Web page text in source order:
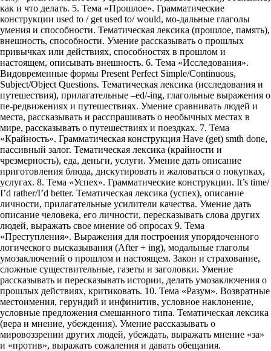
как и что делать. 5. Тема «Прошлое». Грамматические
конструкции used to / get used to/ would, мо-дальные глаголы
умения и способности. Тематическая лексика (прошлое, память),
внешность, способности. Умение рассказывать о прошлых
привычках или действиях, способностях в прошлом и
настоящем, описывать внешность. 6. Тема «Исследования».
Видовременные формы Present Perfect Simple/Continuous,
Subject/Object Questions. Тематическая лексика (исследования и
путешествия), прилагательные –ed/-ing, глагольные выражения о
пе-редвижениях и путешествиях. Умение сравнивать людей и
места, рассказывать и расспрашивать о необычных местах в
мире, рассказывать о путешествиях и поездках. 7. Тема
«Крайность». Грамматическая конструкция Have (get) smth done,
пассивный залог. Тематическая лексика (крайности и
чрезмерность), еда, деньги, услуги. Умение дать описание
приготовления блюда, дискутировать и жаловаться о покупках,
услугах. 8. Тема «Успех». Грамматические конструкции. It’s time/
I’d rather/I’d better. Тематическая лексика (успех), описание
личности, прилагательные усилители качества. Умение дать
описание человека, его личности, пересказывать слова других
людей, выражать свое мнение об опросах 9. Тема
«Преступления». Выражения для построения упорядоченного
логического высказывания (After + ing), модальные глаголы
умозаключений о прошлом и настоящем. Закон и страхование,
сложные существительные, газеты и заголовки. Умение
рассказывать и пересказывать истории, делать умозаключения о
прошлых действиях, критиковать. 10. Тема «Разум». Возвратные
местоимения, герундий и инфинитив, условное наклонение,
условные предложения смешанного типа. Тематическая лексика
(вера и мнение, убеждения). Умение рассказывать о
мировоззрении других людей, убеждать, выражать мнение «за»
и «против», выражать сожаления и давать обещания.